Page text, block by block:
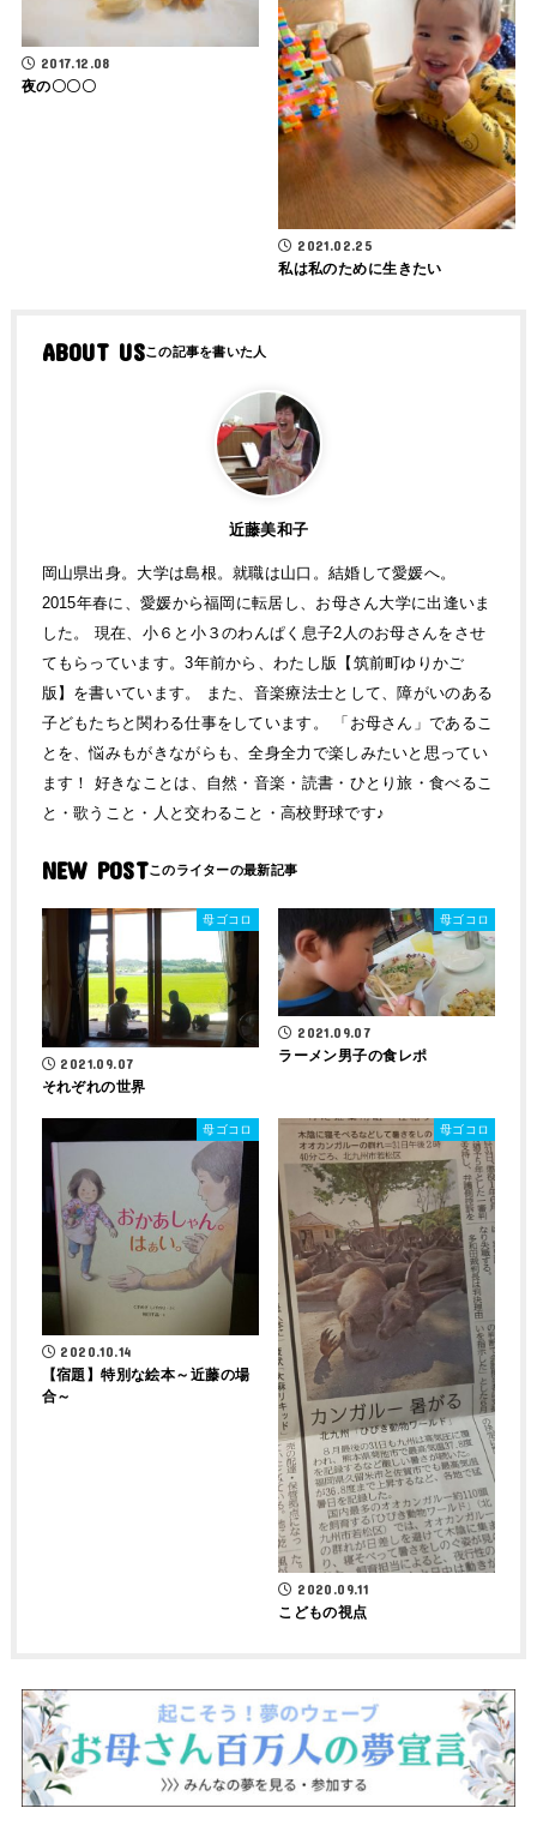
2017.12.08
夜の〇〇〇
2021.02.25
私は私のために生きたい
ABOUT US
近藤美和子
岡山県出身。大学は島根。就職は山口。結婚して愛媛へ。
2015年春に、愛媛から福岡に転居し、お母さん大学に出逢いま
した。 現在、小６と小３のわんぱく息子2人のお母さんをさせ
てもらっています。3年前から、わたし版【筑前町ゆりかご
版】を書いています。 また、音楽療法士として、障がいのある
子どもたちと関わる仕事をしています。 「お母さん」であるこ
とを、悩みもがきながらも、全身全力で楽しみたいと思ってい
ます！ 好きなことは、自然・音楽・読書・ひとり旅・食べるこ
と・歌うこと・人と交わること・高校野球です♪
NEW POST
母ゴコロ
2021.09.07
それぞれの世界
母ゴコロ
2021.09.07
ラーメン男子の食レポ
母ゴコロ
2020.10.14
【宿題】特別な絵本～近藤の場
合～
母ゴコロ
2020.09.11
こどもの視点